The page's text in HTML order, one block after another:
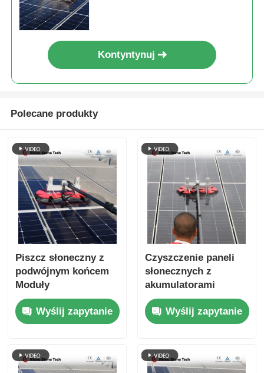
Kontyntynuj
Polecane produkty
Piszcz słoneczny z
podwójnym końcem
Moduły
fotowoltaiczne
elektryczne Robot
czyszczący Piszcz z
czyszczenia paneli
słonecznych
Wyślij zapytanie
Czyszczenie paneli
słonecznych z
akumulatorami
litowymi, podwójny
szczotka obrotowa i
słup teleskopiczny
fotowoltaicznych na
dachu
Wyślij zapytanie